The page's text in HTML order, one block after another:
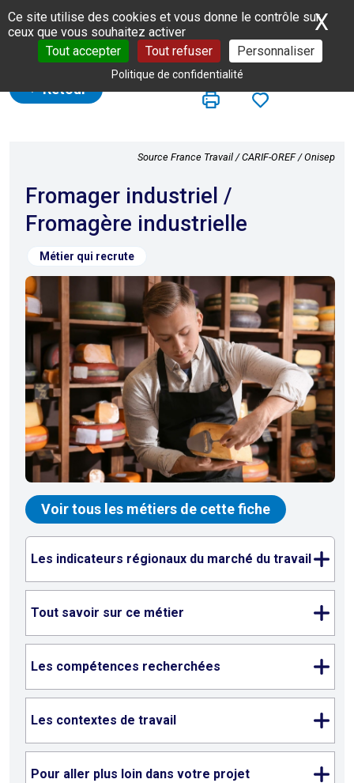
Panneau de gestion des cookies
Ce site utilise des cookies et vous donne le contrôle sur
ceux que vous souhaitez activer
Tout accepter
Tout refuser Personnaliser
Politique de confidentialité
X
Retour
Source France Travail / CARIF-OREF / Onisep
Fromager industriel /
Fromagère industrielle
Métier qui recrute
Voir tous les métiers de cette fiche
Les indicateurs régionaux du marché du travail
Tout savoir sur ce métier
Les compétences recherchées
Les contextes de travail
Pour aller plus loin dans votre projet